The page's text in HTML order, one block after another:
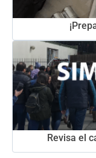
Revisa el